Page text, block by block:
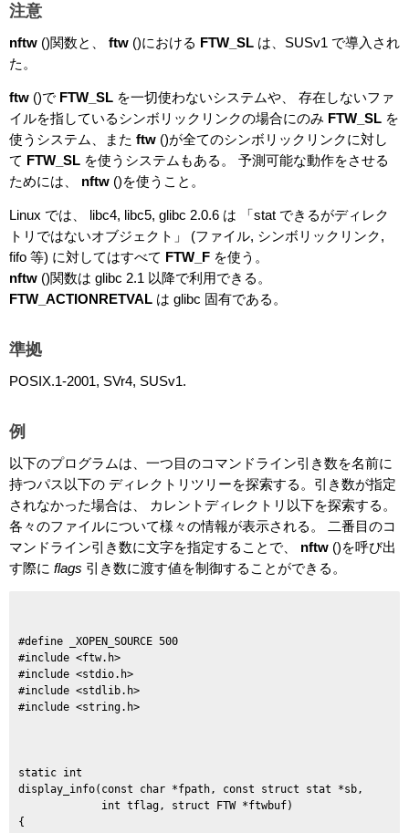
注意
nftw ()関数と、 ftw ()における FTW_SL は、SUSv1 で導入され
た。
ftw ()で FTW_SL を一切使わないシステムや、 存在しないファ
イルを指しているシンボリックリンクの場合にのみ FTW_SL を
使うシステム、また ftw ()が全てのシンボリックリンクに対し
て FTW_SL を使うシステムもある。 予測可能な動作をさせる
ためには、 nftw ()を使うこと。
Linux では、 libc4, libc5, glibc 2.0.6 は 「stat できるがディレク
トリではないオブジェクト」 (ファイル, シンボリックリンク,
fifo 等) に対してはすべて FTW_F を使う。
nftw ()関数は glibc 2.1 以降で利用できる。
FTW_ACTIONRETVAL は glibc 固有である。
準拠
POSIX.1-2001, SVr4, SUSv1.
例
以下のプログラムは、一つ目のコマンドライン引き数を名前に
持つパス以下の ディレクトリツリーを探索する。引き数が指定
されなかった場合は、 カレントディレクトリ以下を探索する。
各々のファイルについて様々の情報が表示される。 二番目のコ
マンドライン引き数に文字を指定することで、 nftw ()を呼び出
す際に flags 引き数に渡す値を制御することができる。
#define _XOPEN_SOURCE 500
#include <ftw.h>
#include <stdio.h>
#include <stdlib.h>
#include <string.h>
static int
display_info(const char *fpath, const struct stat *sb,
             int tflag, struct FTW *ftwbuf)
{